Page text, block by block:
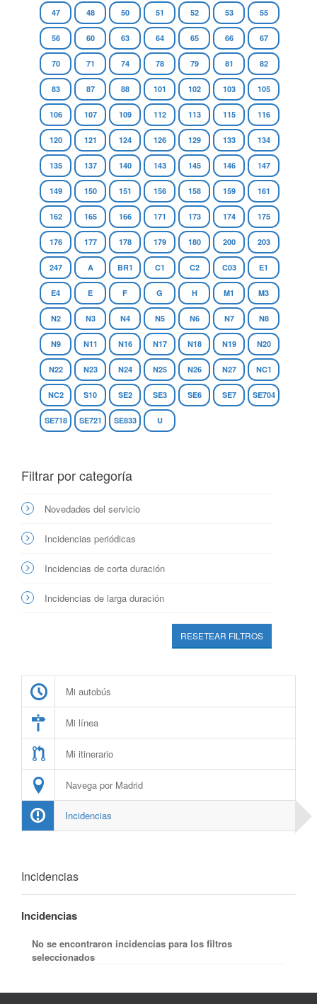
47 48 50 51 52 53 55
56 60 63 64 65 66 67
70 71 74 78 79 81 82
83 87 88 101 102 103 105
106 107 109 112 113 115 116
120 121 124 126 129 133 134
135 137 140 143 145 146 147
149 150 151 156 158 159 161
162 165 166 171 173 174 175
176 177 178 179 180 200 203
247 A BR1 C1 C2 C03 E1
E4 E F G H M1 M3
N2 N3 N4 N5 N6 N7 N8
N9 N11 N16 N17 N18 N19 N20
N22 N23 N24 N25 N26 N27 NC1
NC2 S10 SE2 SE3 SE6 SE7 SE704
SE718 SE721 SE833 U
Filtrar por categoría
Novedades del servicio
Incidencias periódicas
Incidencias de corta duración
Incidencias de larga duración
RESETEAR FILTROS
Mi autobús
Mi línea
Mi itinerario
Navega por Madrid
Incidencias
Incidencias
Incidencias
No se encontraron incidencias para los filtros
seleccionados